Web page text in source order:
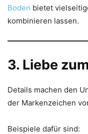
Boden bietet
kombinieren lassen.
3. Liebe
Details machen den
der Markenzeichen
Beispiele dafür sind: